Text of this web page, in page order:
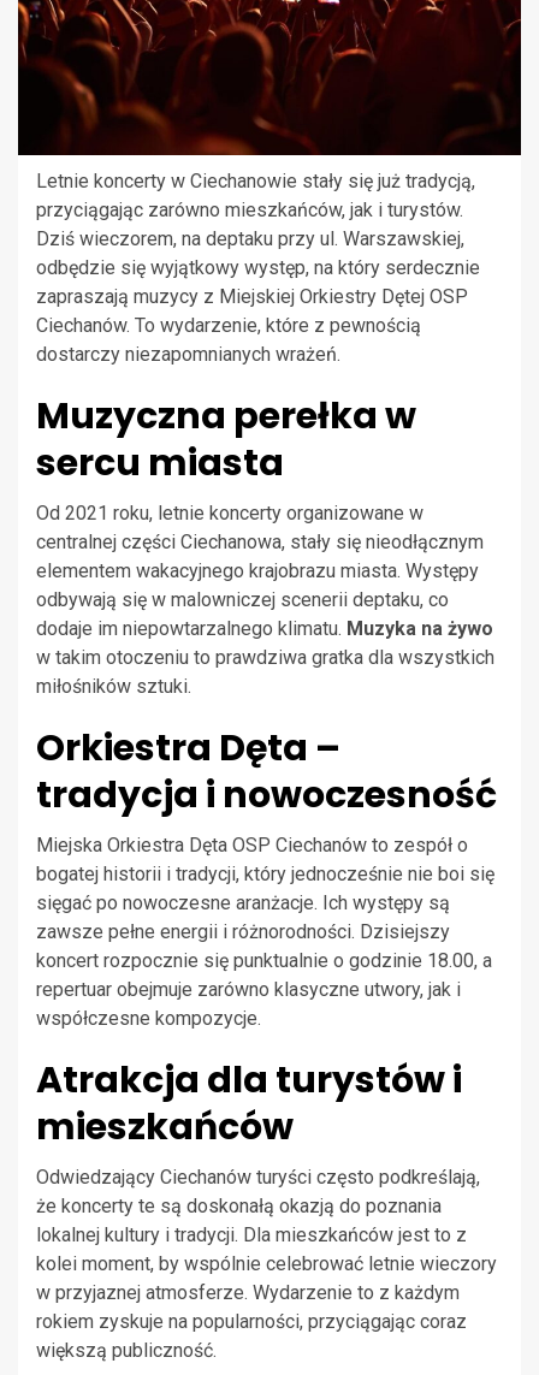
Letnie koncerty w Ciechanowie stały się już tradycją,
przyciągając zarówno mieszkańców, jak i turystów.
Dziś wieczorem, na deptaku przy ul. Warszawskiej,
odbędzie się wyjątkowy występ, na który serdecznie
zapraszają muzycy z Miejskiej Orkiestry Dętej OSP
Ciechanów. To wydarzenie, które z pewnością
dostarczy niezapomnianych wrażeń.
Muzyczna perełka w
sercu miasta
Od 2021 roku, letnie koncerty organizowane w
centralnej części Ciechanowa, stały się nieodłącznym
elementem wakacyjnego krajobrazu miasta. Występy
odbywają się w malowniczej scenerii deptaku, co
dodaje im niepowtarzalnego klimatu. Muzyka na żywo
w takim otoczeniu to prawdziwa gratka dla wszystkich
miłośników sztuki.
Orkiestra Dęta –
tradycja i nowoczesność
Miejska Orkiestra Dęta OSP Ciechanów to zespół o
bogatej historii i tradycji, który jednocześnie nie boi się
sięgać po nowoczesne aranżacje. Ich występy są
zawsze pełne energii i różnorodności. Dzisiejszy
koncert rozpocznie się punktualnie o godzinie 18.00, a
repertuar obejmuje zarówno klasyczne utwory, jak i
współczesne kompozycje.
Atrakcja dla turystów i
mieszkańców
Odwiedzający Ciechanów turyści często podkreślają,
że koncerty te są doskonałą okazją do poznania
lokalnej kultury i tradycji. Dla mieszkańców jest to z
kolei moment, by wspólnie celebrować letnie wieczory
w przyjaznej atmosferze. Wydarzenie to z każdym
rokiem zyskuje na popularności, przyciągając coraz
większą publiczność.